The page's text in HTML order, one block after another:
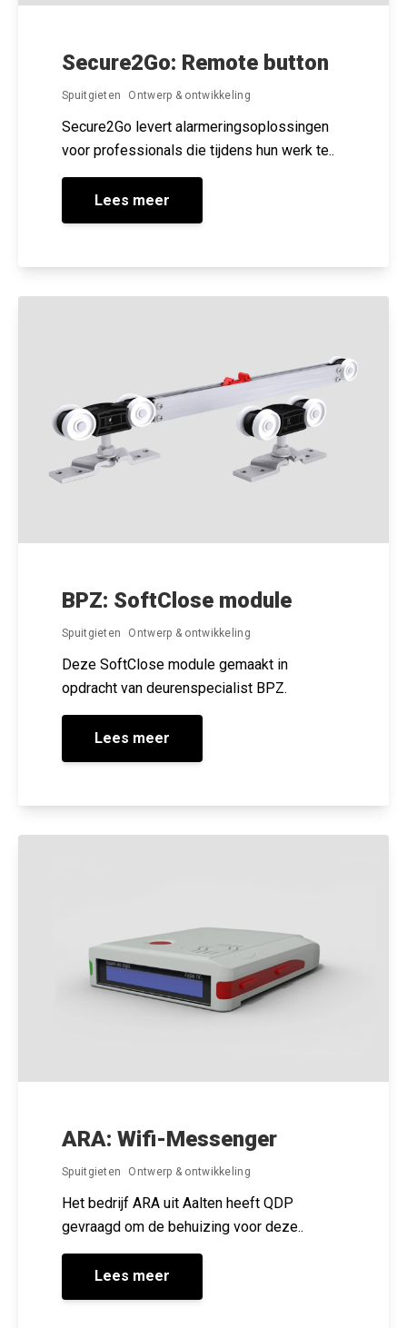
Secure2Go: Remote button
Spuitgieten Ontwerp & ontwikkeling
Secure2Go levert alarmeringsoplossingen
voor professionals die tijdens hun werk te..
Lees meer
BPZ: SoftClose module
Spuitgieten Ontwerp & ontwikkeling
Deze SoftClose module gemaakt in
opdracht van deurenspecialist BPZ.
Lees meer
ARA: Wifi-Messenger
Spuitgieten Ontwerp & ontwikkeling
Het bedrijf ARA uit Aalten heeft QDP
gevraagd om de behuizing voor deze..
Lees meer